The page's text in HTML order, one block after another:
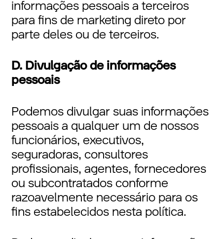
informações pessoais a terceiros
para fins de marketing direto por
parte deles ou de terceiros.
D. Divulgação de informações
pessoais
Podemos divulgar suas informações
pessoais a qualquer um de nossos
funcionários, executivos,
seguradoras, consultores
profissionais, agentes, fornecedores
ou subcontratados conforme
razoavelmente necessário para os
fins estabelecidos nesta política.